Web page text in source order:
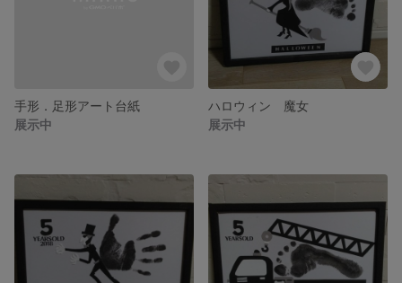
手形．足形アート台紙
展示中
ハロウィン 魔女
展示中